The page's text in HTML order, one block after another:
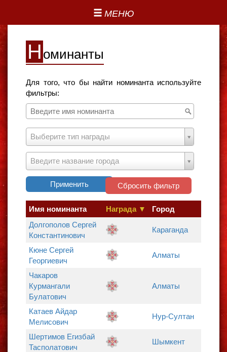
МЕНЮ
Н оминанты
Для того, что бы найти номинанта используйте
фильтры:
Выберите тип награды
Введите название города
Применить Сбросить фильтр
Имя номинанта Награда ▼
Город
Долгополов Сергей
Константинович
Караганда
Кюне Сергей
Георгиевич
Алматы
Чакаров
Курмангали
Булатович
Алматы
Катаев Айдар
Мелисович
Нур-Султан
Шертимов Егизбай
Тасполатович
Шымкент